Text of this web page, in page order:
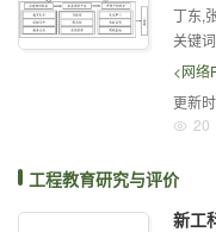
丁东,
关键词
<网络
更新时
20
工程教育研究与评价
新工